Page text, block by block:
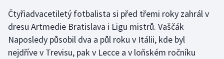
Florbal
Futsal
Čtyřiadvacetiletý fotbalista si před třemi roky zahrál v
dresu Artmedie Bratislava i Ligu mistrů. Vaščák
Naposledy působil dva a půl roku v Itálii, kde byl
nejdříve v Trevisu, pak v Lecce a v loňském ročníku